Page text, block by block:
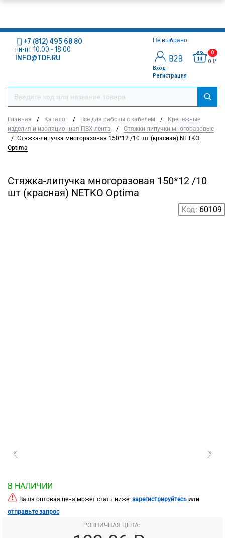
Не выбрано
Вход
Регистрация
0
0 ₽
+7 (812) 495 68 80
пн-пт 10.00 - 18.00
INFO@TDF.RU
Главная / Каталог / Всё для работы с кабелем /
Крепежные
изделия и изоляционная ПВХ лента
/
Стяжки-липучки многоразовые
/ Стяжка-липучка многоразовая 150*12 /10 шт (красная) NETKO
Optima
Стяжка-липучка многоразовая 150*12 /10
шт (красная) NETKO Optima
Код: 60109
В НАЛИЧИИ
Ваша оптовая цена может стать ниже: зарегистрируйтесь или
отправьте запрос
РОЗНИЧНАЯ ЦЕНА: